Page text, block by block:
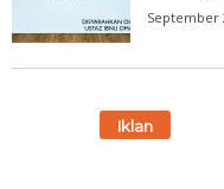
September
Iklan